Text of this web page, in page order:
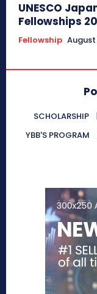
UNESCO
Fellowships
Fellowship August
SCHOLARSHIP
YBB'S PROGRAM